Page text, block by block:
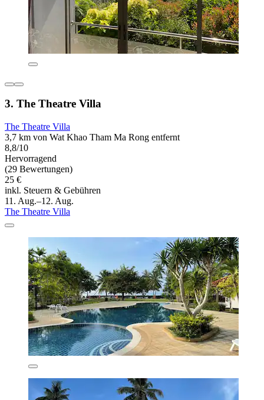
3. The Theatre Villa
The Theatre Villa
3,7 km von Wat Khao Tham Ma Rong entfernt
8,8/10
Hervorragend
(29 Bewertungen)
25 €
inkl. Steuern & Gebühren
11. Aug.–12. Aug.
The Theatre Villa